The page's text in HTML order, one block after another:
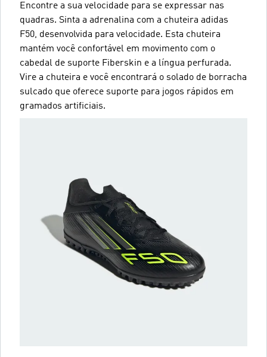
Encontre a sua velocidade para se expressar nas
quadras. Sinta a adrenalina com a chuteira adidas
F50, desenvolvida para velocidade. Esta chuteira
mantém você confortável em movimento com o
cabedal de suporte Fiberskin e a língua perfurada.
Vire a chuteira e você encontrará o solado de borracha
sulcado que oferece suporte para jogos rápidos em
gramados artificiais.